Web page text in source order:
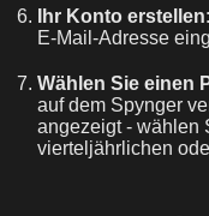
Ihr Konto erstellen
E-Mail-Adresse
Wählen Sie einen
auf dem Spynger
angezeigt - wählen
vierteljährlichen